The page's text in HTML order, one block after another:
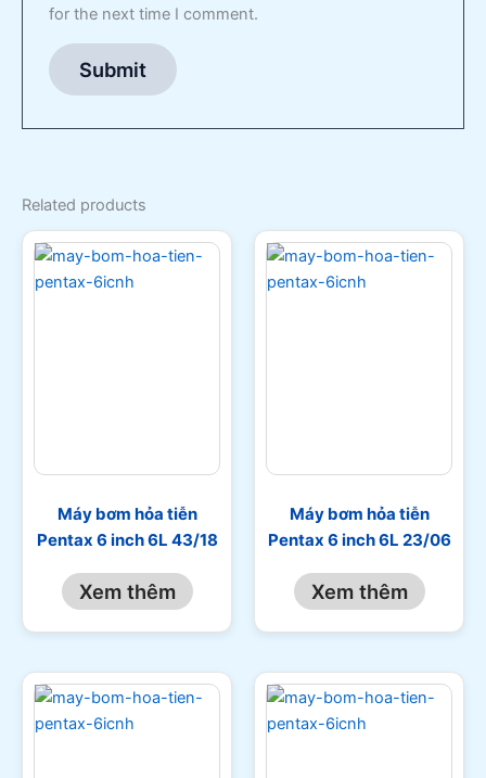
for the next time I comment.
Related products
Máy bơm hỏa tiễn
Pentax 6 inch 6L 43/18
Xem thêm
Máy bơm hỏa tiễn
Pentax 6 inch 6L 23/06
Xem thêm